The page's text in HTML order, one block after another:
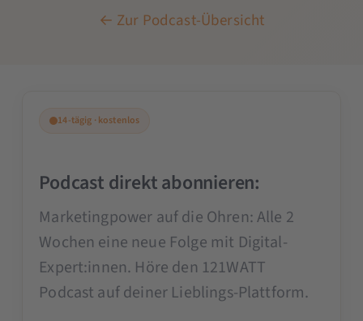
← Zur Podcast-Übersicht
14-tägig · kostenlos
Podcast direkt abonnieren:
Marketingpower auf die Ohren: Alle 2
Wochen eine neue Folge mit Digital-
Expert:innen. Höre den 121WATT
Podcast auf deiner Lieblings-Plattform.